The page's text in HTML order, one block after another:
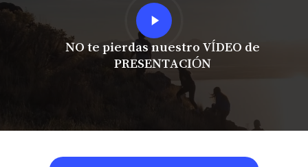
Play
Video
NO te pierdas nuestro VÍDEO de
PRESENTACIÓN